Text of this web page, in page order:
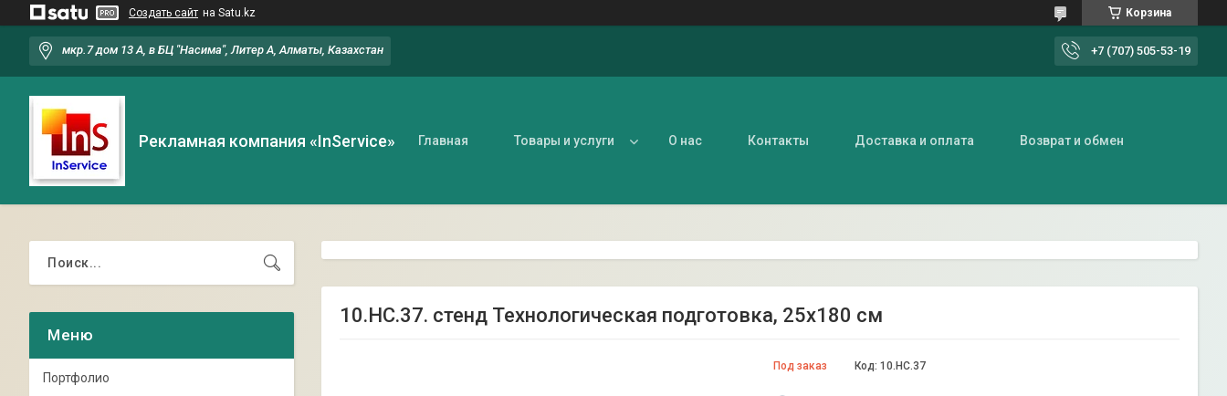
Создать сайт на Satu.kz Корзина
мкр.7 дом 13 А, в БЦ "Насима", Литер А, Алматы, Казахстан +7 (707) 505-53-19
Рекламная компания «InService» Главная Товары и услуги О нас Контакты Доставка и оплата Возврат и обмен
10.НС.37. стенд Технологическая подготовка, 25х180 см
Под заказ Код: 10.НС.37
Портфолио